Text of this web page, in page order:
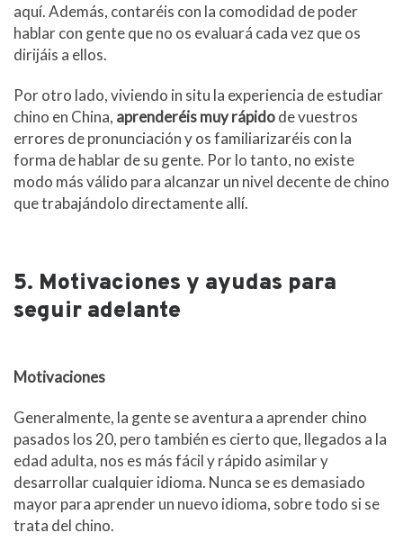
aquí. Además, contaréis con la comodidad de poder
hablar con gente que no os evaluará cada vez que os
dirijáis a ellos.
Por otro lado, viviendo in situ la experiencia de estudiar
chino en China, aprenderéis muy rápidode vuestros
errores de pronunciación y os familiarizaréis con la
forma de hablar de su gente. Por lo tanto, no existe
modo más válido para alcanzar un nivel decente de chino
que trabajándolo directamente allí.
5. Motivaciones y ayudas para
seguir adelante
Motivaciones
Generalmente, la gente se aventura a aprender chino
pasados los 20, pero también es cierto que, llegados a la
edad adulta, nos es más fácil y rápido asimilar y
desarrollar cualquier idioma. Nunca se es demasiado
mayor para aprender un nuevo idioma, sobre todo si se
trata del chino.